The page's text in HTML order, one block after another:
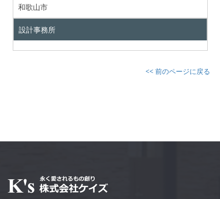
和歌山市
設計事務所
<< 前のページに戻る